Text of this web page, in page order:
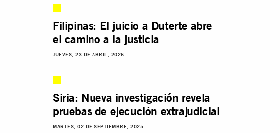
Filipinas: El juicio a Duterte abre
el camino a la justicia
JUEVES, 23 DE ABRIL, 2026
Siria: Nueva investigación revela
pruebas de ejecución extrajudicial
MARTES, 02 DE SEPTIEMBRE, 2025